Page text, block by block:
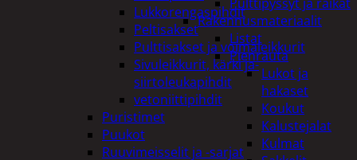
Rakennusmateriaalit
Listat
Pienrauta
Lukot ja
hakaset
Koukut
Kalustejalat
Kulmat
Lukkorengaspihdit
Peltisakset
Pulttisakset ja voimaleikkurit
Sivuleikkurit, kärki ja-
siirtoleukapihdit
vetoniittipihdit
Puristimet
Puukot
Ruuvimeisselit ja -sarjat